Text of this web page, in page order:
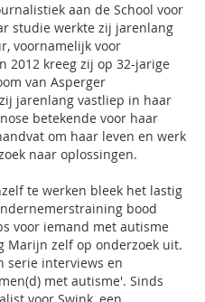
aan de School voor
studie werkte zij jarenlang
voornamelijk voor
2012 kreeg zij op 32-jarige
van Asperger
jarenlang vastliep in haar
betekende voor haar
om haar leven en werk
naar oplossingen.
te werken bleek het lastig
bood
voor iemand met autisme
Marijn zelf op onderzoek uit.
serie interviews en
met autisme'. Sinds